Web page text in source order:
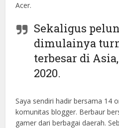
Acer.
Sekaligus
dimulainya
terbesar di
2020.
Saya sendiri hadir bersama 14
komunitas blogger. Berbaur
gamer dari berbagai daerah.